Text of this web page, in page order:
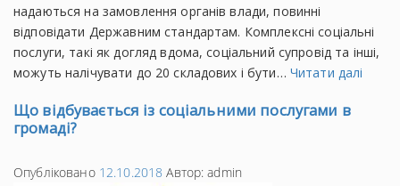
надаються на замовлення органів влади, повинні
відповідати Державним стандартам. Комплексні соціальні
послуги, такі як догляд вдома, соціальний супровід та інші,
можуть налічувати до 20 складових і бути… Читати далі
Що відбувається із соціальними послугами в
громаді?
Опубліковано 12.10.2018 Автор:admin